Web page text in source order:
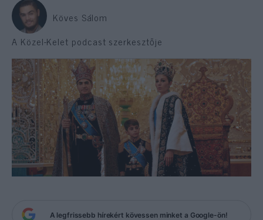
Köves Sálom
A Közel-Kelet podcast szerkesztője
A legfrissebb hírekért kövessen minket a Google-ön!